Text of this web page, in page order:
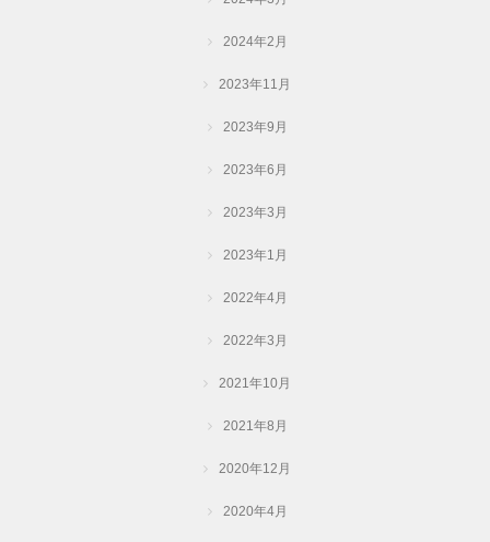
2024年2月
2023年11月
2023年9月
2023年6月
2023年3月
2023年1月
2022年4月
2022年3月
2021年10月
2021年8月
2020年12月
2020年4月